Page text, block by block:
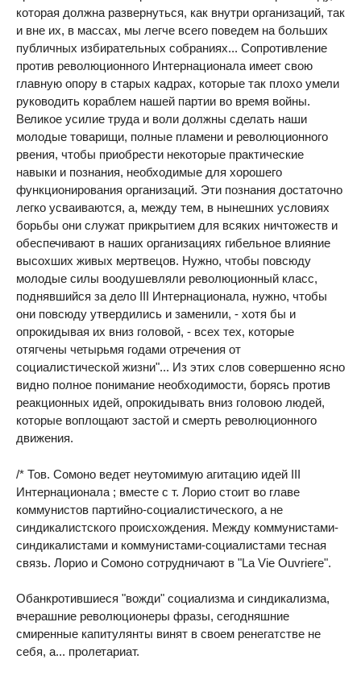
которая должна развернуться, как внутри организаций, так
и вне их, в массах, мы легче всего поведем на больших
публичных избирательных собраниях... Сопротивление
против революционного Интернационала имеет свою
главную опору в старых кадрах, которые так плохо умели
руководить кораблем нашей партии во время войны.
Великое усилие труда и воли должны сделать наши
молодые товарищи, полные пламени и революционного
рвения, чтобы приобрести некоторые практические
навыки и познания, необходимые для хорошего
функционирования организаций. Эти познания достаточно
легко усваиваются, а, между тем, в нынешних условиях
борьбы они служат прикрытием для всяких ничтожеств и
обеспечивают в наших организациях гибельное влияние
высохших живых мертвецов. Нужно, чтобы повсюду
молодые силы воодушевляли революционный класс,
поднявшийся за дело III Интернационала, нужно, чтобы
они повсюду утвердились и заменили, - хотя бы и
опрокидывая их вниз головой, - всех тех, которые
отягчены четырьмя годами отречения от
социалистической жизни"... Из этих слов совершенно ясно
видно полное понимание необходимости, борясь против
реакционных идей, опрокидывать вниз головою людей,
которые воплощают застой и смерть революционного
движения.
/* Тов. Сомоно ведет неутомимую агитацию идей III
Интернационала ; вместе с т. Лорио стоит во главе
коммунистов партийно-социалистического, а не
синдикалистского происхождения. Между коммунистами-
синдикалистами и коммунистами-социалистами тесная
связь. Лорио и Сомоно сотрудничают в "La Vie Ouvriere".
Обанкротившиеся "вожди" социализма и синдикализма,
вчерашние революционеры фразы, сегодняшние
смиренные капитулянты винят в своем ренегатстве не
себя, а... пролетариат.